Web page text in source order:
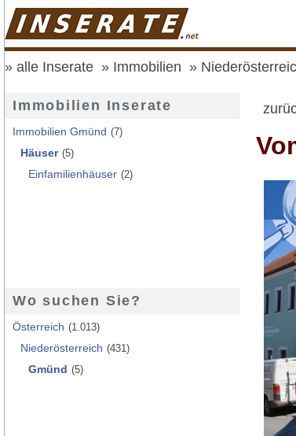
alle Inserate Immobilien
Immobilien Inserate
Immobilien Gmünd (7)
Häuser (5)
Einfamilienhäuser (2)
Wo suchen Sie?
Österreich (1.013)
Niederösterreich (431)
Gmünd (5)